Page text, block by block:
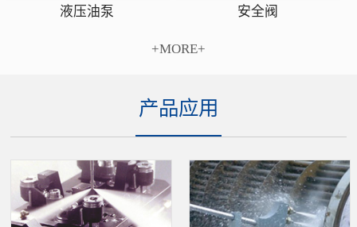
液压油泵 安全阀
+MORE+
产品应用